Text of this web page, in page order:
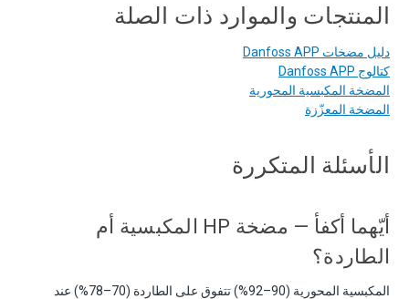
المنتجات والموارد ذات الصلة
دليل مضخات Danfoss APP
كتالوج Danfoss APP
المضخة المكبسية المحورية
المضخة المعزّزة
الأسئلة المتكررة
أيّهما أكفأ — مضخة HP المكبسية أم
الطاردة؟
المكبسية المحورية (90–92%) تتفوق على الطاردة (70–78%) عند